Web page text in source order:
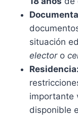
situación
electoro
Residencia:
importante
disponible